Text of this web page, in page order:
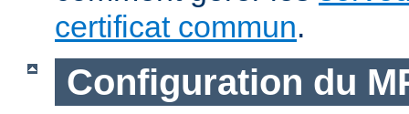
certificat commun.
Configuration du